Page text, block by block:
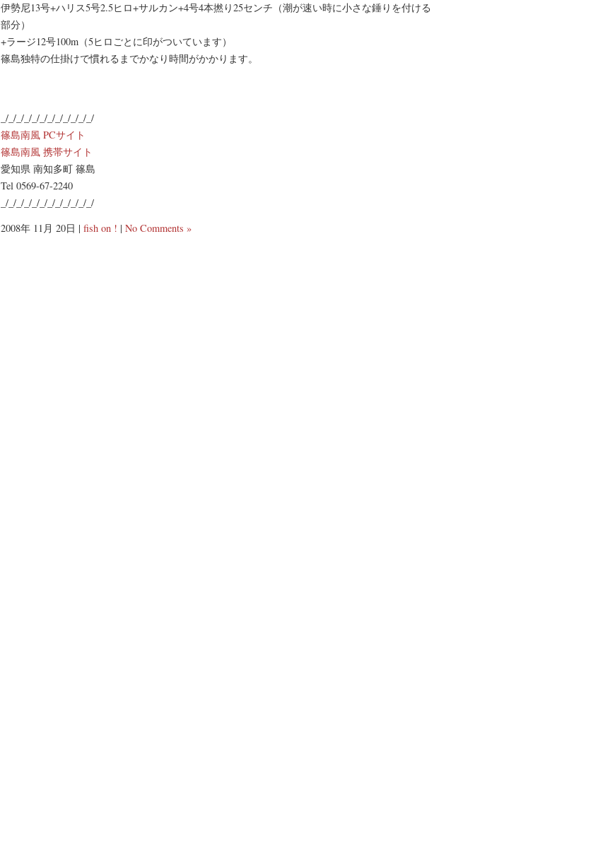
伊勢尼13号+ハリス5号2.5ヒロ+サルカン+4号4本撚り25センチ（潮が速い時に小さな錘りを付ける
部分）
+ラージ12号100m（5ヒロごとに印がついています）
篠島独特の仕掛けで慣れるまでかなり時間がかかります。
_/_/_/_/_/_/_/_/_/_/_/_/
篠島南風 PCサイト
篠島南風 携帯サイト
愛知県 南知多町 篠島
Tel 0569-67-2240
_/_/_/_/_/_/_/_/_/_/_/_/
2008年 11月 20日 | fish on ! | No Comments »